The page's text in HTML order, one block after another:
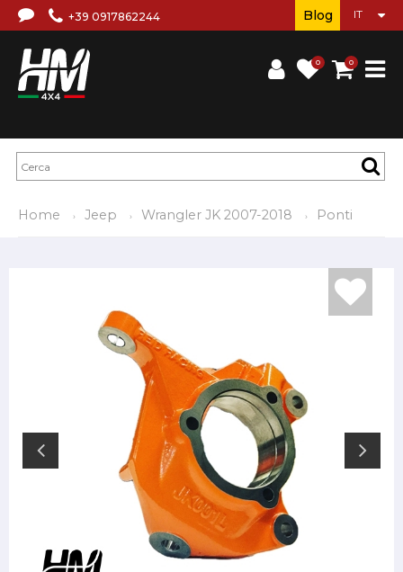
+39 0917862244
0 0
Blog
Home Jeep Wrangler JK 2007-2018 Ponti